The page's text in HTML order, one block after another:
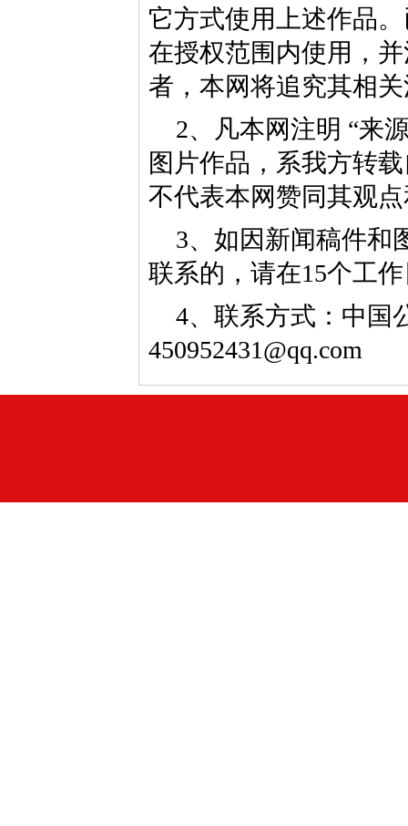
它方式使用上述作品
在授权范围内使用，
者，本网将追究其相
2、凡本网注明 “来
图片作品，系我方转
不代表本网赞同其观
3、如因新闻稿件和
联系的，请在15个工
4、联系方式：中国
450952431@qq.com